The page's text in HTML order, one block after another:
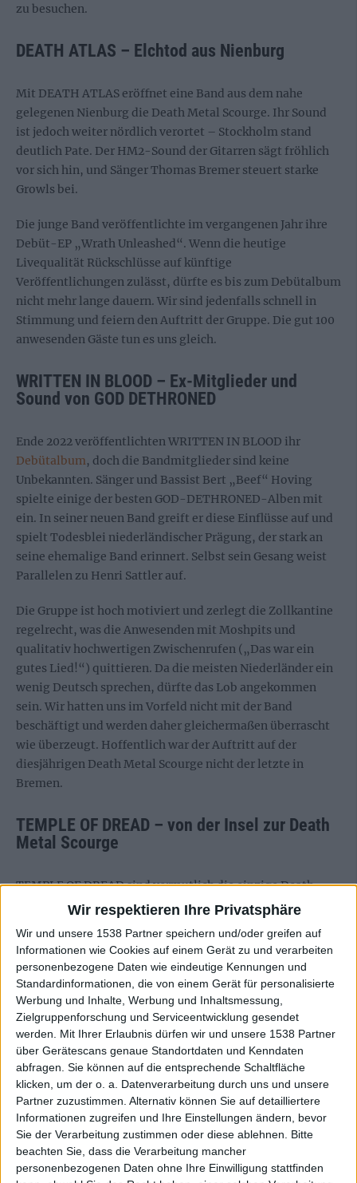
Wir respektieren Ihre Privatsphäre
Wir und unsere 1538 Partner speichern und/oder greifen auf
Informationen wie Cookies auf einem Gerät zu und verarbeiten
personenbezogene Daten wie eindeutige Kennungen und
Standardinformationen, die von einem Gerät für personalisierte
Werbung und Inhalte, Werbung und Inhaltsmessung,
Zielgruppenforschung und Serviceentwicklung gesendet
werden.
Mit Ihrer Erlaubnis dürfen wir und unsere 1538 Partner
über Gerätescans genaue Standortdaten und Kenndaten
abfragen. Sie können auf die entsprechende Schaltfläche
klicken, um der o. a. Datenverarbeitung durch uns und unsere
Partner zuzustimmen. Alternativ können Sie auf detailliertere
Informationen zugreifen und Ihre Einstellungen ändern, bevor
Sie der Verarbeitung zustimmen oder diese ablehnen.
Bitte
beachten Sie, dass die Verarbeitung mancher
personenbezogenen Daten ohne Ihre Einwilligung stattfinden
zu besuchen.
DEATH ATLAS – Elchtod aus Nienburg
Mit DEATH ATLAS eröffnet eine Band aus dem nahe
gelegenen Nienburg die Death Metal Scourge. Ihr Sound
ist jedoch weiter nördlich verortet – Stockholm stand
deutlich Pate. Der HM2-Sound der Gitarren sägt fröhlich
vor sich hin, und Sänger Thomas Bremer steuert starke
Growls bei.
Die junge Band veröffentlichte im vergangenen Jahr ihre
Debüt-EP „Wrath Unleashed“. Wenn die heutige
Livequalität Rückschlüsse auf künftige
Veröffentlichungen zulässt, dürfte es bis zum Debütalbum
nicht mehr lange dauern. Wir sind jedenfalls schnell in
Stimmung und feiern den Auftritt der Gruppe. Die gut 100
anwesenden Gäste tun es uns gleich.
WRITTEN IN BLOOD – Ex-Mitglieder und
Sound von GOD DETHRONED
Ende 2022 veröffentlichten WRITTEN IN BLOOD ihr
Debütalbum, doch die Bandmitglieder sind keine
Unbekannten. Sänger und Bassist Bert „Beef“ Hoving
spielte einige der besten GOD-DETHRONED-Alben mit
ein. In seiner neuen Band greift er diese Einflüsse auf und
spielt Todesblei niederländischer Prägung, der stark an
seine ehemalige Band erinnert. Selbst sein Gesang weist
Parallelen zu Henri Sattler auf.
Die Gruppe ist hoch motiviert und zerlegt die Zollkantine
regelrecht, was die Anwesenden mit Moshpits und
qualitativ hochwertigen Zwischenrufen („Das war ein
gutes Lied!“) quittieren. Da die meisten Niederländer ein
wenig Deutsch sprechen, dürfte das Lob angekommen
sein. Wir hatten uns im Vorfeld nicht mit der Band
beschäftigt und werden daher gleichermaßen überrascht
wie überzeugt. Hoffentlich war der Auftritt auf der
diesjährigen Death Metal Scourge nicht der letzte in
Bremen.
TEMPLE OF DREAD – von der Insel zur Death
Metal Scourge
TEMPLE OF DREAD sind vermutlich die einzige Death-
Metal-Band von der Nordseeinsel Spiekeroog. Offiziell
dort, doch das reicht für einen gewissen Exotenbonus.
Die übrigen Mitglieder sind keine Unbekannten: Sänger
Jens Finger bearbeitet bei SLAUGHTERDAY die Saiten, und
Schlagzeuger Jörg Uken veredelt zahlreiche Bands in
seinem Soundlodge Studio. Apropos Sound: Der ist bei
TEMPLE OF DREAD ebenso exzellent wie bei den anderen
Bands des Abends.
Die Old-School-Deather ballern sich durch ihr Set, das
neben Klassikern und Songs des aktuellen Werks
„God Of
The Godless“auch einen Vorgeschmack auf die
kommende Scheibe „Dreadspawn Dominion“ bietet.